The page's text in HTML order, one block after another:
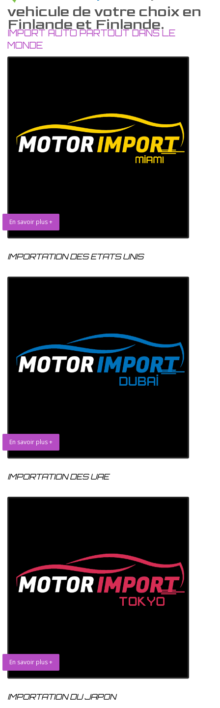
vehicule de votre choix en
Finlande et Finlande.
IMPORT AUTO PARTOUT DANS LE
MONDE
En savoir plus +
IMPORTATION DES ETATS UNIS
En savoir plus +
IMPORTATION DES UAE
En savoir plus +
IMPORTATION DU JAPON